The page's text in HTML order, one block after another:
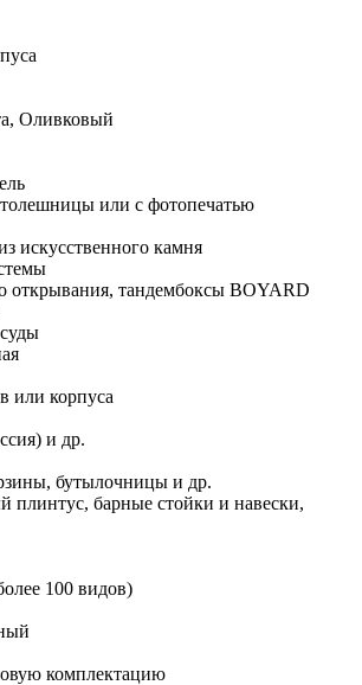
Оливковый
или с фотопечатью
искусственного камня
тандембоксы BOYARD
или корпуса
и др.
бутылочницы и др.
плинтус, барные стойки и навески,
100 видов)
комплектацию